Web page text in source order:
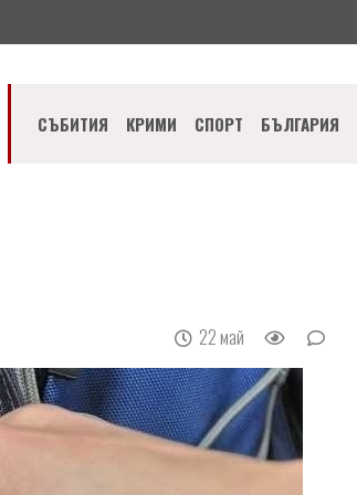
СЪБИТИЯ КРИМИ СПОРТ БЪЛГАРИЯ
22 май